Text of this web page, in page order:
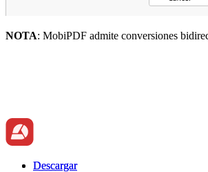
NOTA: MobiPDF admite conversiones
Descargar
Descargar